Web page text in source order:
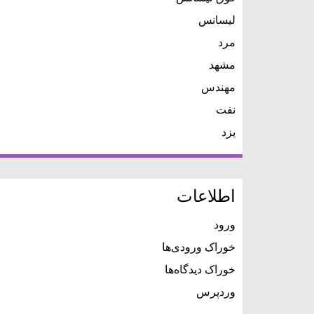
لیسانس
مرد
مشهد
مهندس
نفت
یزد
اطلاعات
ورود
خوراک ورودی‌ها
خوراک دیدگاه‌ها
وردپرس